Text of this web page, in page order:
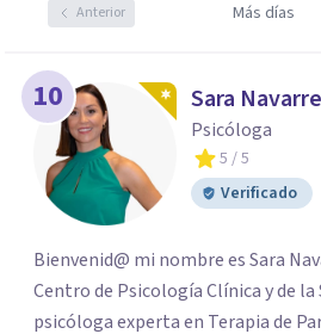
Anterior Más días
10 Sara
Psicóloga
5 / 5
Verificado
Bienvenid@ mi nombre es Sara
Centro de Psicología Clínica y de la
psicóloga experta en Terapia de